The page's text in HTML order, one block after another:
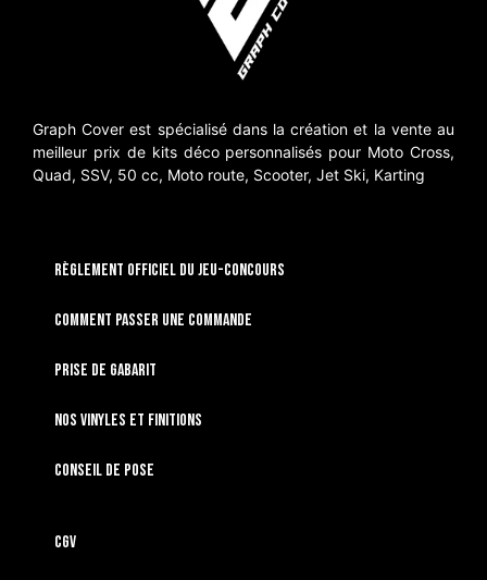
Graph Cover est spécialisé dans la création et la vente au
meilleur prix de kits déco personnalisés pour Moto Cross,
Quad, SSV, 50 cc, Moto route, Scooter, Jet Ski, Karting
RÈGLEMENT OFFICIEL DU JEU-CONCOURS
Comment passer une commande
Prise de gabarit
Nos vinyles et finitions
Conseil de pose
CGV